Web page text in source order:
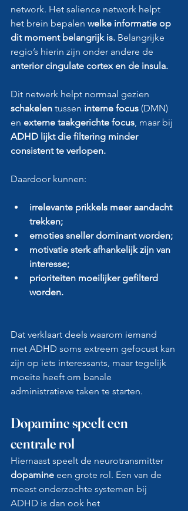
network. Het salience network helpt
het brein bepalen welke informatie op
dit moment belangrijk is. Belangrijke
regio’s hierin zijn onder andere de
anterior cingulate cortex en de insula.
Dit netwerk helpt normaal gezien
schakelen tussen interne focus (DMN)
en externe taakgerichte focus, maar bij
ADHD lijkt die filtering minder
consistent te verlopen.
Daardoor kunnen:
irrelevante prikkels meer aandacht
trekken;
emoties sneller dominant worden;
motivatie sterk afhankelijk zijn van
interesse;
prioriteiten moeilijker gefilterd
worden.
Dat verklaart deels waarom iemand
met ADHD soms extreem gefocust kan
zijn op iets interessants, maar tegelijk
moeite heeft om banale
administratieve taken te starten.
Dopamine speelt een
centrale rol
Hiernaast speelt de neurotransmitter
dopamine een grote rol. Een van de
meest onderzochte systemen bij
ADHD is dan ook het